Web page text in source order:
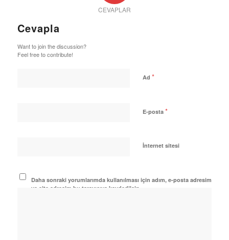
CEVAPLAR
Cevapla
Want to join the discussion?
Feel free to contribute!
Ad *
E-posta *
İnternet sitesi
Daha sonraki yorumlarımda kullanılması için adım, e-posta adresim
ve site adresim bu tarayıcıya kaydedilsin.